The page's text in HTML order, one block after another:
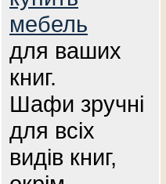
мебель
для ваших
книг.
Шафи зручні
для всіх
видів книг,